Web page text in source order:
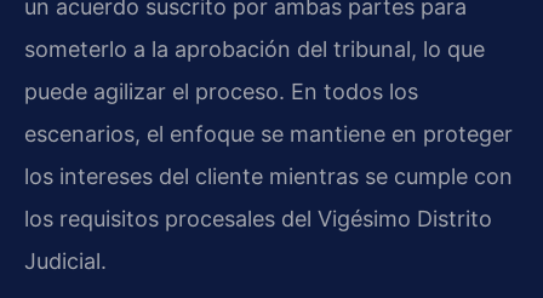
un acuerdo suscrito por ambas partes para
someterlo a la aprobación del tribunal, lo que
puede agilizar el proceso. En todos los
escenarios, el enfoque se mantiene en proteger
los intereses del cliente mientras se cumple con
los requisitos procesales del Vigésimo Distrito
Judicial.